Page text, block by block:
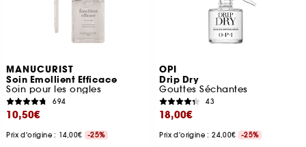
MANUCURIST
Soin Emollient Efficace
Soin pour les ongles
694
10,50€
Prix d'origine : 14,00€ -25%
OPI
Drip Dry
Gouttes Séchantes
43
18,00€
Prix d'origine : 24,00€ -25%